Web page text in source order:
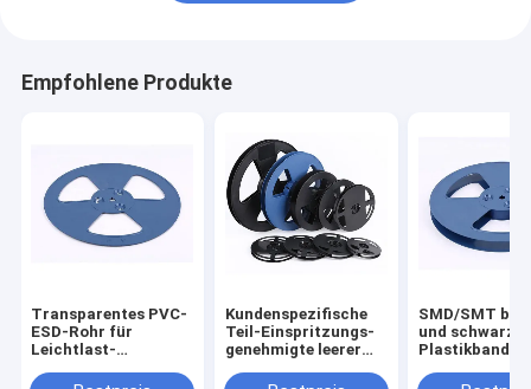
Empfohlene Produkte
Transparentes PVC-
ESD-Rohr für
Leichtlast-
mit stabilen
Kundenspezifische
Teil-Einspritzungs-
genehmigte leerer
Spule SGS
SMD/SMT
und
Plastikband-
88Mm